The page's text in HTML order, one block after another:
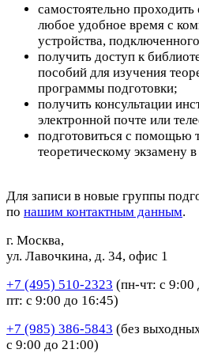
самостоятельно
любое удобное время с
устройства,
получить доступ к
пособий для изучения
программы подготовки;
получить консультации
электронной почте или
подготовиться с помощью
теоретическому экзамену
Для записи в новые группы
по нашим контактным данным.
г. Москва,
ул. Лавочкина, д. 34, офис 1
+7 (495) 510-2323 (пн-чт: с 9:00
пт: с 9:00 до 16:45)
+7 (985) 386-5843 (без
с 9:00 до 21:00)